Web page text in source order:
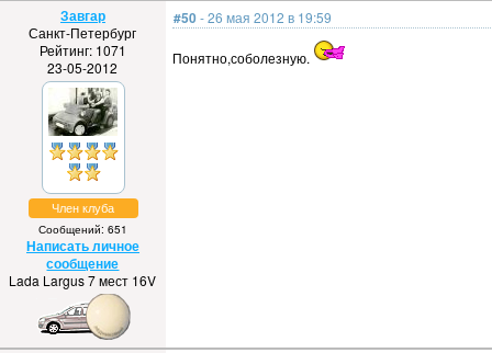
Завгар
Санкт-Петербург
Рейтинг: 1071
23-05-2012
Член клуба
Сообщений: 651
Написать личное
сообщение
Lada Largus 7 мест 16V
#50- 26 мая 2012 в 19:59
Понятно,соболезную.